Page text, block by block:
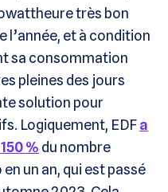
très bon
l’année, et à condition
sa consommation
pleines des jours
solution pour
Logiquement, EDFa
% du nombre
un an, qui est passé